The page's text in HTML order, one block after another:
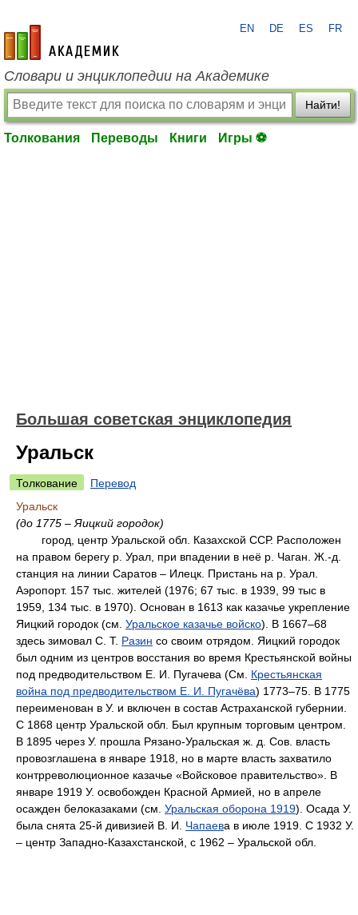
academic.ru
EN DE ES FR
Словари и энциклопедии на Академике
Найти!
Толкования Переводы Книги Игры ⚽
Большая советская энциклопедия
Уральск
Толкование
Перевод
Уральск
(до 1775 – Яицкий городок)
город, центр Уральской обл. Казахской ССР. Расположен
на правом берегу р. Урал, при впадении в неё р. Чаган. Ж.-д.
станция на линии Саратов – Илецк. Пристань на р. Урал.
Аэропорт. 157 тыс. жителей (1976; 67 тыс. в 1939, 99 тыс в
1959, 134 тыс. в 1970). Основан в 1613 как казачье укрепление
Яицкий городок (см. Уральское казачье войско). В 1667–68
здесь зимовал С. Т. Разин со своим отрядом. Яицкий городок
был одним из центров восстания во время Крестьянской войны
под предводительством Е. И. Пугачева (См. Крестьянская
война под предводительством Е. И. Пугачёва) 1773–75. В 1775
переименован в У. и включен в состав Астраханской губернии.
С 1868 центр Уральской обл. Был крупным торговым центром.
В 1895 через У. прошла Рязано-Уральская ж. д. Сов. власть
провозглашена в январе 1918, но в марте власть захватило
контрреволюционное казачье «Войсковое правительство». В
январе 1919 У. освобожден Красной Армией, но в апреле
осажден белоказаками (см. Уральская оборона 1919). Осада У.
была снята 25-й дивизией В. И. Чапаева в июле 1919. С 1932 У.
– центр Западно-Казахстанской, с 1962 – Уральской обл.